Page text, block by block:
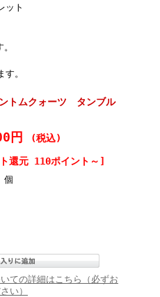
ット
。
トムクォーツ タンブル
円 (税込)
還元 110ポイント～]
個
ての詳細はこちら（必ずお
い）